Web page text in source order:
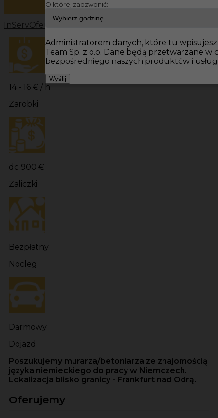
InServOferty pracy Prace budowlane Niemcy
14 - 16 € / h
Zarobki
do 900 €
Zaliczki
Bezpłatny
Nocleg
Darmowy
Dojazd
Poszukujemy murarza/betoniarza ze znajomością
języka niemieckiego do pracy w Niemczech.
Lokalizacja blisko granicy - Frankfurt nad Odrą.
Oferujemy
O której zadzwonić:
Administratorem danych, które tu wpisujesz
Team Sp. z o.o. Dane będą przetwarzane
bezpośredniego naszych produktów i
Wyślij